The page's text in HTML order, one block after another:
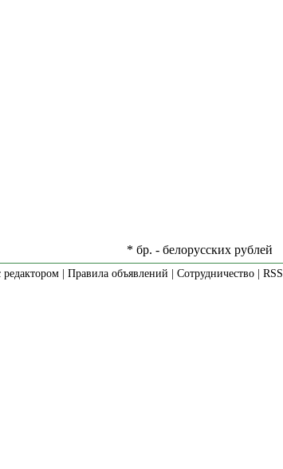
* бр. - белорусских рублей
редактором Правила объявлений Сотрудничество RSS